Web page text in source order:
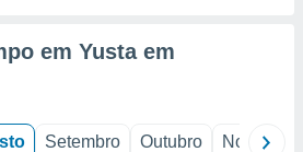
em Yusta em
Setembro Outubro Novembro